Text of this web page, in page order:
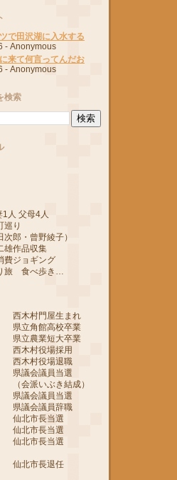
で田沢湖に入水する
- Anonymous
来て何言ってんだお
- Anonymous
検索
人 父母4人
り
・曾野綾子）
品収集
ョギング
食べ歩き…
木村門屋生まれ
立角館高校卒業
立農業短大卒業
木村役場採用
木村役場退職
議会議員当選
き結成）
議会議員当選
議会議員辞職
仙北市長当選
仙北市長当選
仙北市長当選
仙北市長退任